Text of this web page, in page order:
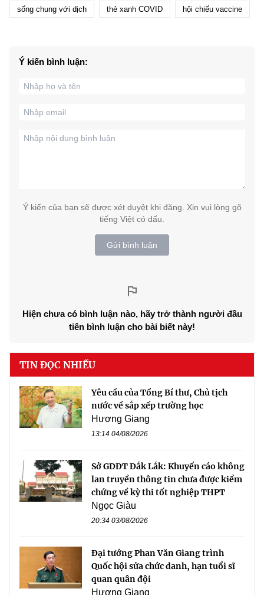
sống chung với dịch thẻ xanh COVID hội chiếu vaccine
Ý kiến bình luận:
Ý kiến của bạn sẽ được xét duyệt khi đăng. Xin vui lòng gõ
tiếng Việt có dấu.
Gửi bình luận
Hiện chưa có bình luận nào, hãy trở thành người đầu
tiên bình luận cho bài biết này!
TIN ĐỌC NHIỀU
Yêu cầu của Tổng Bí thư, Chủ tịch
nước về sắp xếp trường học
Hương Giang
13:14 04/08/2026
Sở GDĐT Đắk Lắk: Khuyến cáo không
lan truyền thông tin chưa được kiểm
chứng về kỳ thi tốt nghiệp THPT
Ngọc Giàu
20:34 03/08/2026
Đại tướng Phan Văn Giang trình
Quốc hội sửa chức danh, hạn tuổi sĩ
quan quân đội
Hương Giang